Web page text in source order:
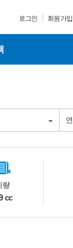
로그인 회원가입
량
cc